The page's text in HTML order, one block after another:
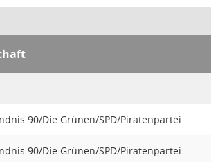
90/Die Grünen/SPD/Piratenpartei
90/Die Grünen/SPD/Piratenpartei